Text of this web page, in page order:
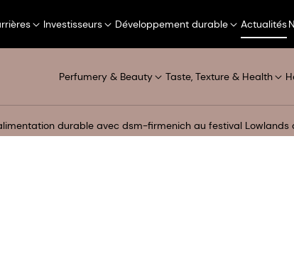
Investisseurs Développement durable Actualités
Perfumery & Beauty Taste, Texture & Health
durable avec dsm-firmenich au festival Lowlands